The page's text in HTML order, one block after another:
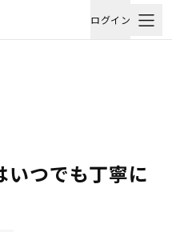
ログイン
つでも丁寧に